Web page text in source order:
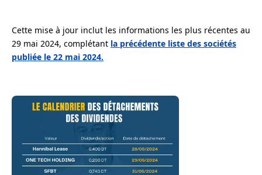
Cette mise à jour inclut les informations les plus récentes au
29 mai 2024, complétant la précédente liste des sociétés
publiée le 22 mai 2024.